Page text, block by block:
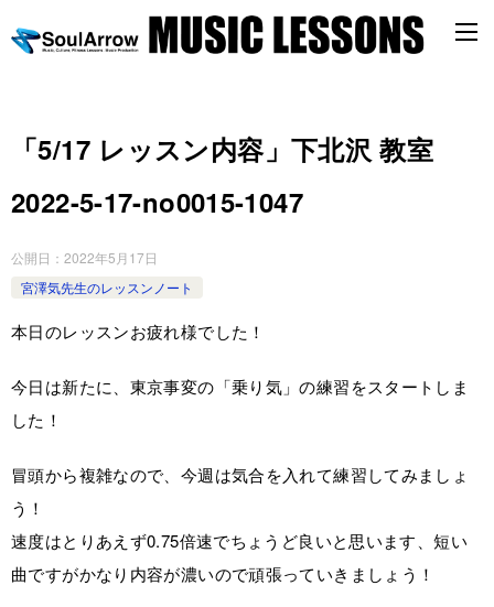
「5/17 レッスン内容」下北沢 教室
2022-5-17-no0015-1047
公開日： 2022年5月17日
宮澤気先生のレッスンノート
本日のレッスンお疲れ様でした！
今日は新たに、東京事変の「乗り気」の練習をスタートしま
した！
冒頭から複雑なので、今週は気合を入れて練習してみましょ
う！
速度はとりあえず0.75倍速でちょうど良いと思います、短い
曲ですがかなり内容が濃いので頑張っていきましょう！